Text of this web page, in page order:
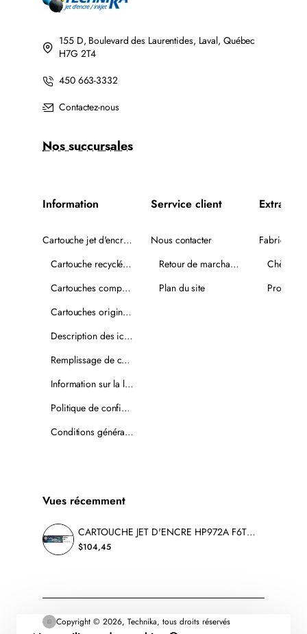
155 D, Boulevard des Laurentides, Laval, Québec
H7G 2T4
450 663-3332
Contactez-nous
Nos succursales
Information
Cartouche jet d'encre recyclée
Cartouche recyclée PLUS
Cartouches compatibles
Cartouches originales
Description des icônes
Remplissage de cartouches
Information sur la livraison
Politique de confidentialité
Conditions générales de vente
Serrvice client
Nous contacter
Retour de marchandise
Plan du site
Extra
Fabricants
Vues récemment
CARTOUCHE JET D'ENCRE HP972A F6T80AN ORIGINALE NOIR
$104,45
Copyright © 2026, Technika, tous droits réservés